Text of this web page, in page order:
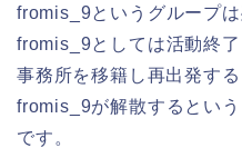
fromis_9というグループは
fromis_9としては活動終
事務所を移籍し再出発する
fromis_9が解散するとい
です。